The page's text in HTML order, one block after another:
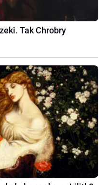
Tak Chrobry